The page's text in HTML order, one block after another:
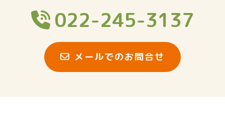
022-245-3137
メールでのお問合せ